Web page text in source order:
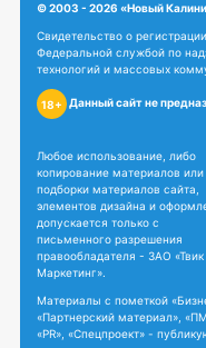
© 2003 - 2026 «Новый
Свидетельство о
Федеральной службой по
технологий и массовых
18+ Данный сайт не
Любое использование, либо
копирование материалов или
подборки материалов сайта,
элементов дизайна и
допускается только с
письменного разрешения
правообладателя - ЗАО «Твик
Маркетинг».
Материалы с пометкой
«Партнерский материал»,
«PR», «Спецпроект» -